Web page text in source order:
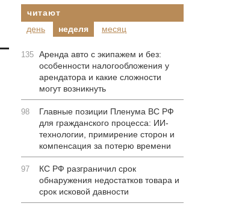
читают
день
неделя месяц
135 Аренда авто с экипажем и без:
особенности налогообложения у
арендатора и какие сложности
могут возникнуть
98
Главные позиции Пленума ВС РФ
для гражданского процесса: ИИ-
технологии, примирение сторон и
компенсация за потерю времени
97
КС РФ разграничил срок
обнаружения недостатков товара и
срок исковой давности